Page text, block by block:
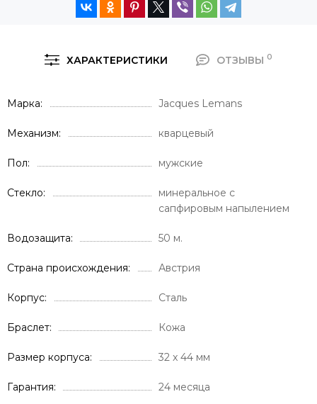
ХАРАКТЕРИСТИКИ ОТЗЫВЫ 0
Марка Jacques Lemans
Механизм кварцевый
Пол мужские
Стекло
минеральное с
сапфировым напылением
Водозащита 50 м.
Страна происхождения Австрия
Корпус Сталь
Браслет Кожа
Размер корпуса 32 x 44 мм
Гарантия 24 месяца